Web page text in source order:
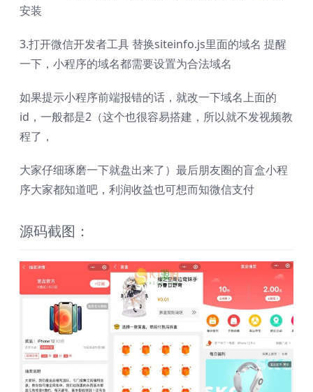
安装
3.打开微信开发者工具 替换siteinfo.js里面的域名 提醒
一下，小程序的域名都需要设置为合法域名
如果提示小程序前端报错的话，就改一下域名上面的
id，一般都是2（这个也很容易搭建，所以就不发视频教
程了，
大家仔细琢磨一下就盘出来了）最后朋友圈的盲盒小程
序大家都知道吧，利润收益也可想而知微信支付
源码截图：